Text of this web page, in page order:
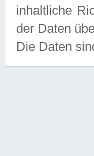
inhaltliche
der Daten
Die Daten